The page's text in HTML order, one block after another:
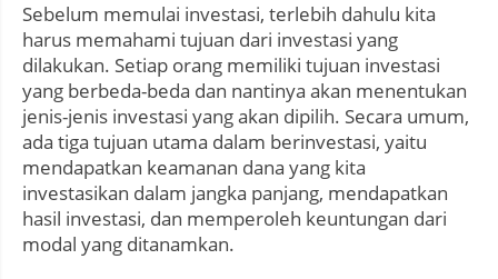
Sebelum memulai investasi, terlebih dahulu kita
harus memahami tujuan dari investasi yang
dilakukan. Setiap orang memiliki tujuan investasi
yang berbeda-beda dan nantinya akan menentukan
jenis-jenis investasi yang akan dipilih. Secara umum,
ada tiga tujuan utama dalam berinvestasi, yaitu
mendapatkan keamanan dana yang kita
investasikan dalam jangka panjang, mendapatkan
hasil investasi, dan memperoleh keuntungan dari
modal yang ditanamkan.